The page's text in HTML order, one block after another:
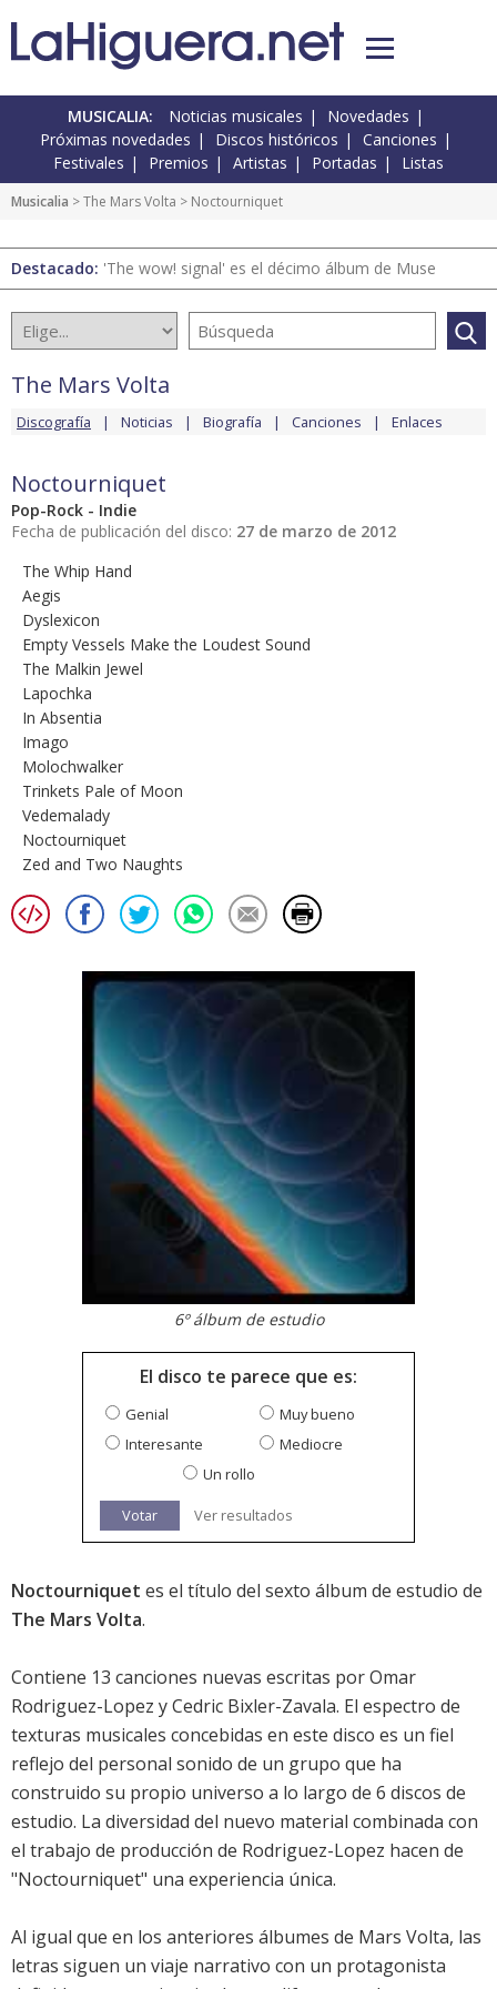
MUSICALIA: Noticias musicales
Novedades
Próximas novedades
Discos históricos
Canciones
Festivales
Premios Artistas Portadas Listas
Musicalia >The Mars Volta > Noctourniquet
Destacado: 'The wow! signal' es el décimo álbum de Muse
The Mars Volta
Discografía Noticias Biografía Canciones Enlaces
Noctourniquet
Pop-Rock - Indie
Fecha de publicación del disco: 27 de marzo de 2012
The Whip Hand
Aegis
Dyslexicon
Empty Vessels Make the Loudest Sound
The Malkin Jewel
Lapochka
In Absentia
Imago
Molochwalker
Trinkets Pale of Moon
Vedemalady
Noctourniquet
Zed and Two Naughts
6º álbum de estudio
El disco te parece que es:
Genial
Muy bueno
Interesante
Mediocre
Un rollo
Votar Ver resultados
Noctourniquet es el título del sexto álbum de estudio de
The Mars Volta.
Contiene 13 canciones nuevas escritas por Omar
Rodriguez-Lopez y Cedric Bixler-Zavala. El espectro de
texturas musicales concebidas en este disco es un fiel
reflejo del personal sonido de un grupo que ha
construido su propio universo a lo largo de 6 discos de
estudio. La diversidad del nuevo material combinada con
el trabajo de producción de Rodriguez-Lopez hacen de
"Noctourniquet" una experiencia única.
Al igual que en los anteriores álbumes de Mars Volta, las
letras siguen un viaje narrativo con un protagonista